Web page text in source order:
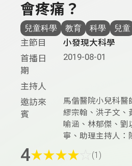
會疼痛？
兒童科學 教育 科學 兒童
主節目
小發現大科學
首播日
期
2019-08-01
主持人
邀訪來
賓
馬偕醫院小兒科醫
繆宗翰、洪子文、
喻涵、林郁傑、劉
寧、助理主持人：
4★★★★ (1)